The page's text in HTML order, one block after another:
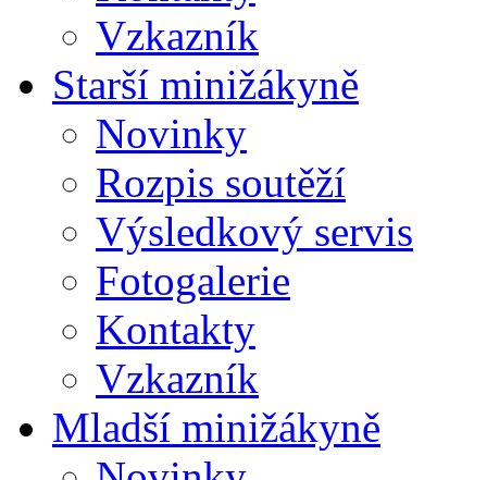
Vzkazník
Starší minižákyně
Novinky
Rozpis soutěží
Výsledkový servis
Fotogalerie
Kontakty
Vzkazník
Mladší minižákyně